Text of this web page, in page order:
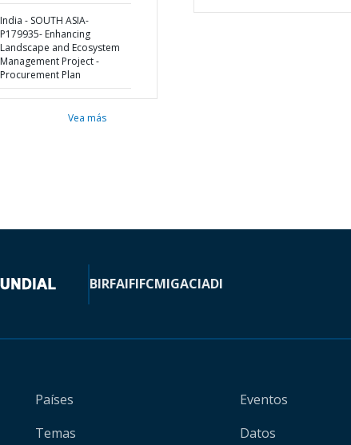
India - SOUTH ASIA-
P179935- Enhancing
Landscape and Ecosystem
Management Project -
Procurement Plan
Vea más
BIRFAIFIFCMIGACIADI
Países
Temas
Eventos
Datos